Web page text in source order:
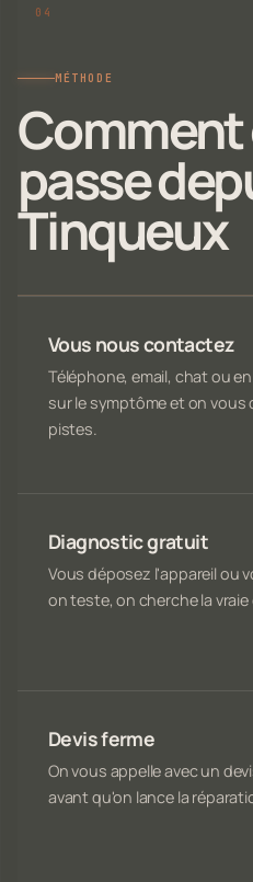
MÉTHODE
Comment
passe
Tinqueux
Vous nous contactez
Téléphone, email, chat ou
sur le symptôme et on vous
pistes.
Diagnostic gratuit
Vous déposez l'appareil ou
on teste, on cherche la vraie
Devis ferme
On vous appelle avec un
avant qu'on lance la